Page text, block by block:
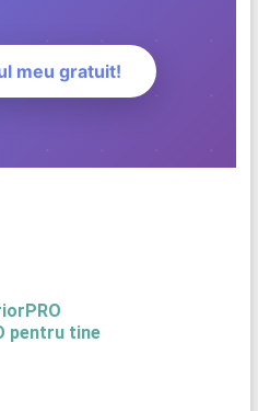
meu gratuit!
pentru tine